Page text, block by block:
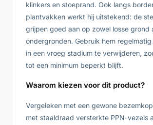
klinkers en stoeprand. Ook langs
plantvakken werkt hij uitstekend: de
grijpen goed aan op zowel losse grond
ondergronden. Gebruik hem
in een vroeg stadium te verwijderen,
tot een minimum beperkt blijft.
Waarom kiezen voor dit product?
Vergeleken met een gewone
met staaldraad versterkte PPN-vezels